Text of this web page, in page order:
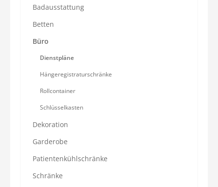
Badausstattung
Betten
Büro
Dienstpläne
Hängeregistraturschränke
Rollcontainer
Schlüsselkasten
Dekoration
Garderobe
Patientenkühlschränke
Schränke